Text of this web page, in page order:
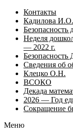
Контакты
Кадилова И.О.
Неделя
— 2022 г.
Сведения об
Клецко О.Н.
ВСОКО
Декада
2026 — Год
Сокращение
Меню